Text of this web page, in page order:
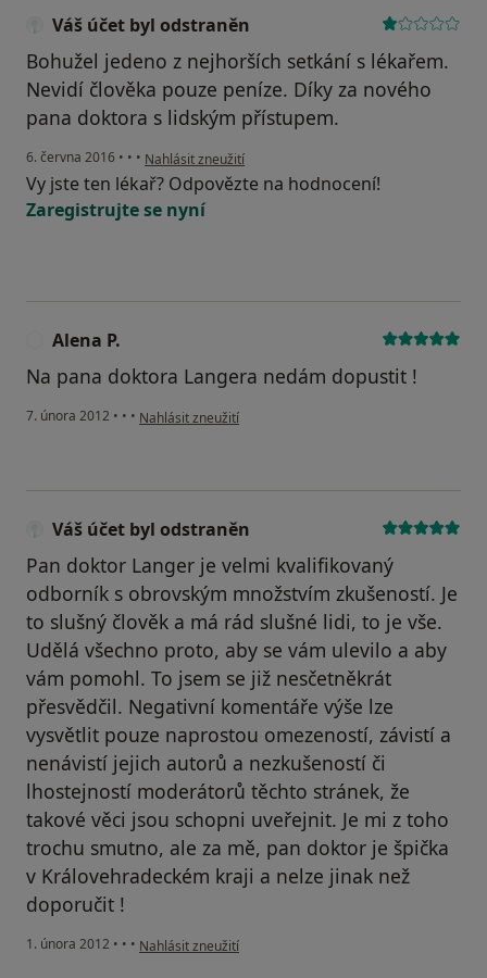
Váš účet byl odstraněn
Bohužel jedeno z nejhorších setkání s lékařem.
Nevidí člověka pouze peníze. Díky za nového
pana doktora s lidským přístupem.
6. června 2016 • • • podle názoru uživatele Váš účet byl odstraněn
Nahlásit zneužití
Vy jste ten lékař? Odpovězte na hodnocení!
Zaregistrujte se nyní
Alena P.
Na pana doktora Langera nedám dopustit !
7. února 2012 • • • podle názoru uživatele Alena P.
Nahlásit zneužití
Váš účet byl odstraněn
Pan doktor Langer je velmi kvalifikovaný
odborník s obrovským množstvím zkušeností. Je
to slušný člověk a má rád slušné lidi, to je vše.
Udělá všechno proto, aby se vám ulevilo a aby
vám pomohl. To jsem se již nesčetněkrát
přesvědčil. Negativní komentáře výše lze
vysvětlit pouze naprostou omezeností, závistí a
nenávistí jejich autorů a nezkušeností či
lhostejností moderátorů těchto stránek, že
takové věci jsou schopni uveřejnit. Je mi z toho
trochu smutno, ale za mě, pan doktor je špička
v Královehradeckém kraji a nelze jinak než
doporučit !
1. února 2012 • • • podle názoru uživatele Váš účet byl odstraněn
Nahlásit zneužití